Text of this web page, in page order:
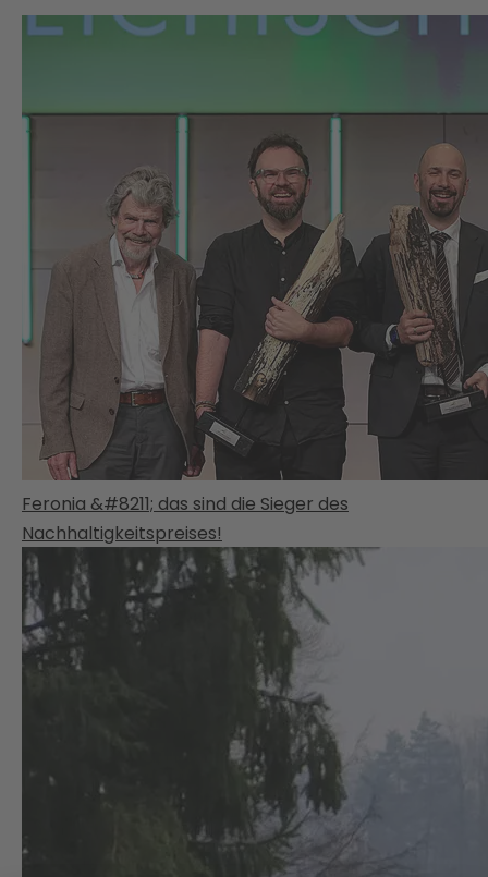
Feronia &#8211; das sind die Sieger des
Nachhaltigkeitspreises!